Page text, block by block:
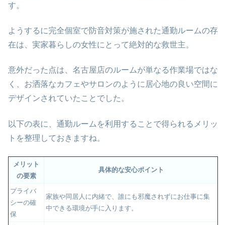
す。
ようするに完全個室で防音対策が施された通勤ルームの存
在は、実家暮らしの女性にとって絶対的な救世主。
意外だった点は、名古屋店のルームが単なる作業場ではな
く、お洒落なカフェやサロンのように居心地の良い空間に
デザインされていたことでした。
以下の表に、通勤ルームを利用することで得られるメリッ
トを整理しておきますね。
メリット
の要素
具体的な安心ポイント
プライバ
シーの確
保
家族や同居人に内緒で、誰にも邪魔されずにお仕事に集
中できる環境が手に入ります。